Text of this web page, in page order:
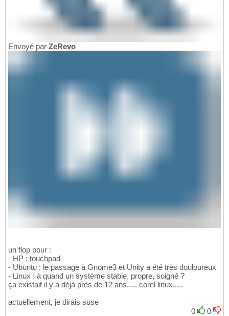
Envoyé par ZeRevo
un flop pour :
- HP : touchpad
- Ubuntu : le passage à Gnome3 et Unity a été très douloureux
- Linux : à quand un système stable, propre, soigné ?
ça existait il y a déjà près de 12 ans..... corel linux.....
actuellement, je dirais suse
0
0